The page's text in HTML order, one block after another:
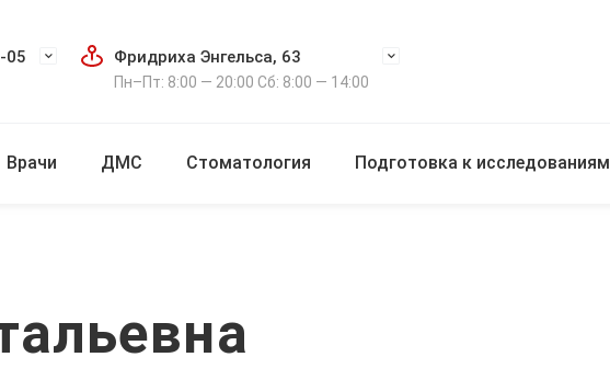
05 Фридриха Энгельса, 63
Пн–Пт: 8:00 — 20:00 Сб: 8:00 — 14:00
Врачи ДМС Стоматология Подготовка к исследованиям